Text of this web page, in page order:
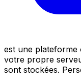
est une plateforme
votre propre
sont stockées.